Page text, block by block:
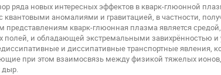
ряда новых интересных эффектов в кварк-глюонной
аномалиями и гравитацией, в частности,
представлениям кварк-глюонная плазма является
и обладающей экстремальными завихрённостью и
и диссипативные транспортные явления,
при этом взаимосвязь между физикой тяжелых
дыр.